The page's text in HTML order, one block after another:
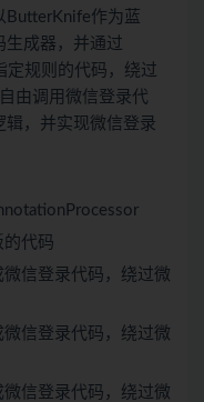
ButterKnife作为蓝
生成器，并通过
定规则的代码，绕过
由调用微信登录代
辑，并实现微信登录
代码
信登录代码，绕过微
信登录代码，绕过微
信登录代码，绕过微